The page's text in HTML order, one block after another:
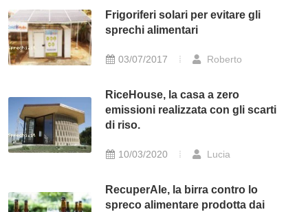
Frigoriferi solari per evitare gli
sprechi alimentari
03/07/2017 Roberto
RiceHouse, la casa a zero
emissioni realizzata con gli scarti
di riso.
10/03/2020 Lucia
RecuperAle, la birra contro lo
spreco alimentare prodotta dai